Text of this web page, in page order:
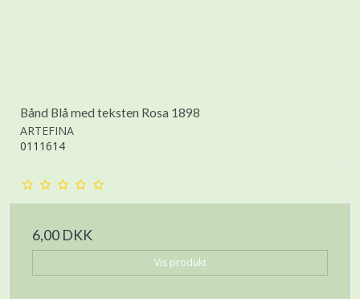
Bånd Blå med teksten Rosa 1898
ARTEFINA
0111614
6,00 DKK
Vis produkt